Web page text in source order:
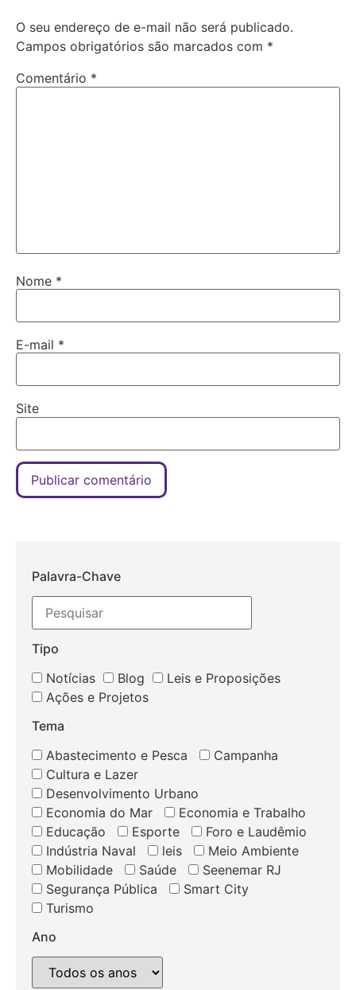
O seu endereço de e-mail não será publicado.
Campos obrigatórios são marcados com *
Comentário *
Nome *
E-mail *
Site
Palavra-Chave
Tipo
Notícias
Blog
Leis e Proposições
Ações e Projetos
Tema
Abastecimento e Pesca
Campanha
Cultura e Lazer
Desenvolvimento Urbano
Economia do Mar
Economia e Trabalho
Educação
Esporte
Foro e Laudêmio
Indústria Naval
leis
Meio Ambiente
Mobilidade
Saúde
Seenemar RJ
Segurança Pública
Smart City
Turismo
Ano